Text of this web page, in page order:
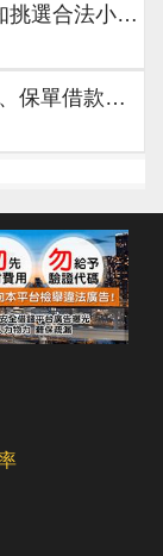
挑選合法小額
保單借款及